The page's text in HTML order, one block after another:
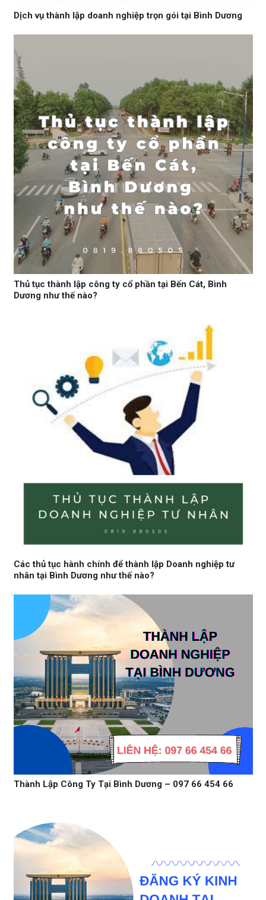
Dịch vụ thành lập doanh nghiệp trọn gói tại Bình Dương
Thủ tục thành lập công ty cổ phần tại Bến Cát, Bình
Dương như thế nào?
Các thủ tục hành chính để thành lập Doanh nghiệp tư
nhân tại Bình Dương như thế nào?
Thành Lập Công Ty Tại Bình Dương – 097 66 454 66